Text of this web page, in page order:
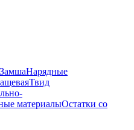
Нарядные
Твид
материалыОстатки со